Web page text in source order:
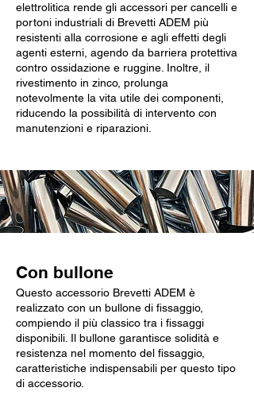
elettrolitica rende gli accessori per cancelli e
portoni industriali di Brevetti ADEM più
resistenti alla corrosione e agli effetti degli
agenti esterni, agendo da barriera protettiva
contro ossidazione e ruggine. Inoltre, il
rivestimento in zinco, prolunga
notevolmente la vita utile dei componenti,
riducendo la possibilità di intervento con
manutenzioni e riparazioni.
Con bullone
Questo accessorio Brevetti ADEM è
realizzato con un bullone di fissaggio,
compiendo il più classico tra i fissaggi
disponibili. Il bullone garantisce solidità e
resistenza nel momento del fissaggio,
caratteristiche indispensabili per questo tipo
di accessorio.